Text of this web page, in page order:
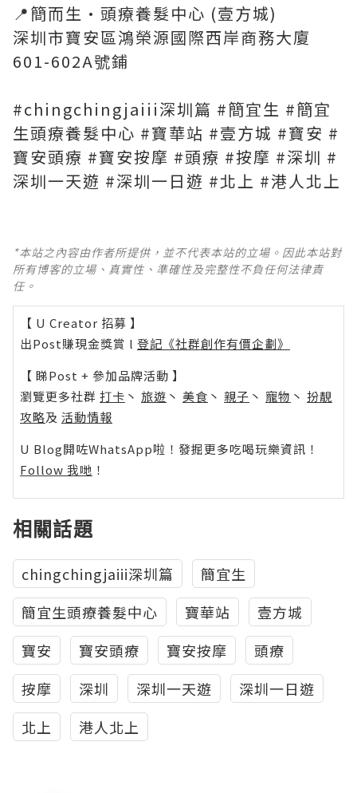
📍簡而生•頭療養髮中心 (壹方城)
深圳市寶安區鴻榮源國際西岸商務大廈
601-602A號鋪
#chingchingjaiii深圳篇 #簡宜生 #簡宜
生頭療養髮中心 #寶華站 #壹方城 #寶安 #
寶安頭療 #寶安按摩 #頭療 #按摩 #深圳 #
深圳一天遊 #深圳一日遊 #北上 #港人北上
*本站之內容由作者所提供，並不代表本站的立場。因此本站對
所有博客的立場、真實性、準確性及完整性不負任何法律責
任。
【 U Creator 招募 】
出Post賺現金獎賞 l 登記《社群創作有價企劃》
【 睇Post + 參加品牌活動 】
瀏覽更多社群 打卡 丶 旅遊 丶 美食 丶 親子 丶 寵物 丶 扮靚
攻略及 活動情報
U Blog開咗WhatsApp啦！發掘更多吃喝玩樂資訊！
Follow 我哋 ！
相關話題
chingchingjaiii深圳篇
簡宜生
簡宜生頭療養髮中心
寶華站
壹方城
寶安
寶安頭療 寶安按摩
頭療
按摩
深圳 深圳一天遊
深圳一日遊
北上
港人北上